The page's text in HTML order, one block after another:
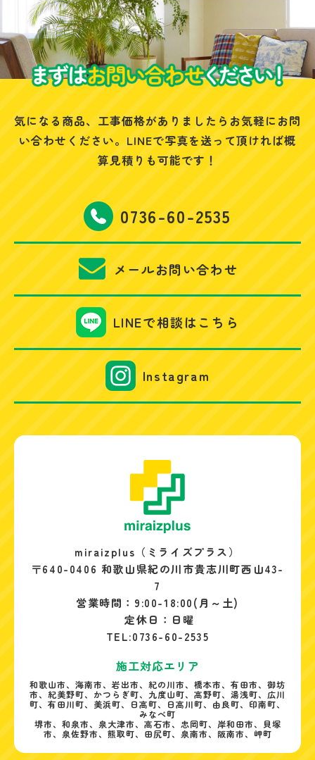
気になる商品、工事価格がありましたらお気軽にお問
い合わせください。 LINEで写真を送って頂ければ概
算見積りも可能です！
0736-60-2535
メールお問い合わせ
LINEで相談はこちら
Instagram
miraizplus（ミライズプラス）
〒640-0406 和歌山県紀の川市貴志川町西山43-
7
営業時間：9:00-18:00(月～土)
定休日：日曜
TEL:0736-60-2535
施工対応エリア
和歌山市、海南市、岩出市、紀の川市、橋本市、有田市、御坊
市、紀美野町、かつらぎ町、九度山町、高野町、湯浅町、広川
町、有田川町、美浜町、日高町、日高川町、由良町、印南町、
みなべ町
堺市、和泉市、泉大津市、高石市、忠岡町、岸和田市、貝塚
市、泉佐野市、熊取町、田尻町、泉南市、阪南市、岬町